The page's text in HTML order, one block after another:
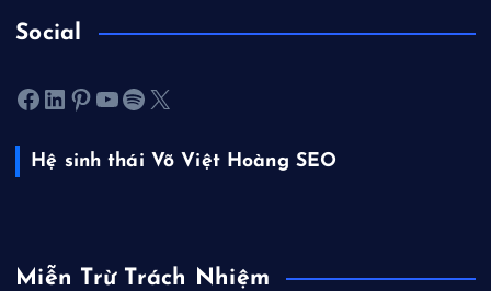
Social
Facebook LinkedIn Pinterest Youtube Spotify X
Hệ sinh thái Võ Việt Hoàng SEO
Miễn Trừ Trách Nhiệm